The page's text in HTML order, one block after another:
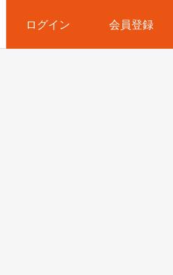
ログイン 会員登録